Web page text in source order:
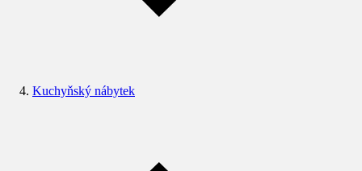
Kuchyňský nábytek